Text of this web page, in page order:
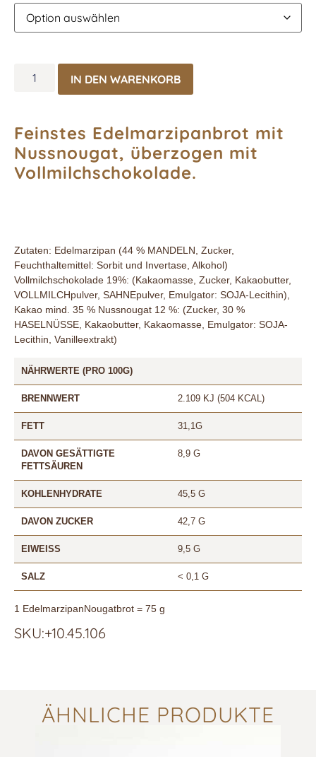
IN DEN WARENKORB
Feinstes Edelmarzipanbrot mit
Nussnougat, überzogen mit
Vollmilchschokolade.
Zutaten: Edelmarzipan (44 % MANDELN, Zucker,
Feuchthaltemittel: Sorbit und Invertase, Alkohol)
Vollmilchschokolade 19%: (Kakaomasse, Zucker, Kakaobutter,
VOLLMILCHpulver, SAHNEpulver, Emulgator: SOJA-Lecithin),
Kakao mind. 35 % Nussnougat 12 %: (Zucker, 30 %
HASELNÜSSE, Kakaobutter, Kakaomasse, Emulgator: SOJA-
Lecithin, Vanilleextrakt)
NÄHRWERTE (PRO 100G)
BRENNWERT 2.109 KJ (504 KCAL)
FETT 31,1G
DAVON GESÄTTIGTE
FETTSÄUREN
8,9 G
KOHLENHYDRATE 45,5 G
DAVON ZUCKER 42,7 G
EIWEISS 9,5 G
SALZ < 0,1 G
1 EdelmarzipanNougatbrot = 75 g
SKU:+10.45.106
ÄHNLICHE PRODUKTE